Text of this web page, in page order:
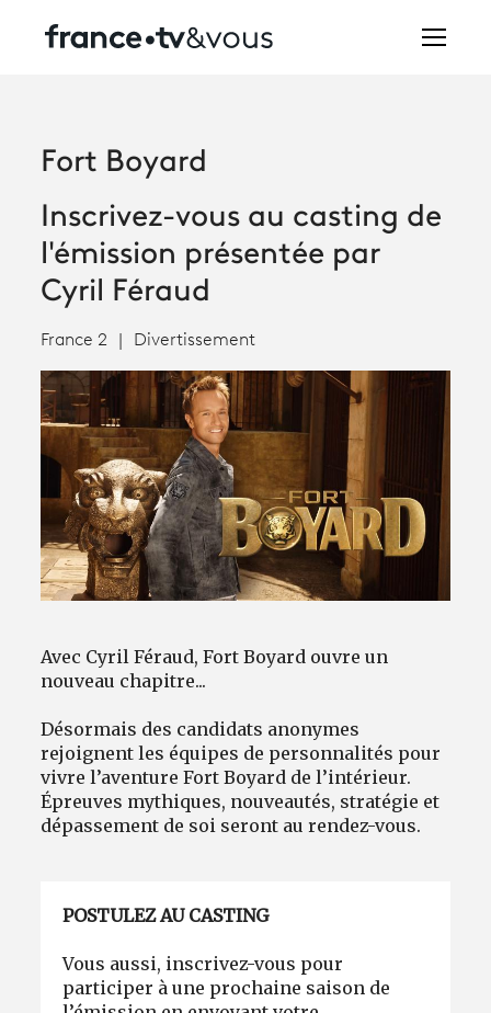
Avantages fidélité
Creators
À votre écoute
Productions et innovation
Programme tv
Fort Boyard
Inscrivez-vous au casting de
l'émission présentée par
Cyril Féraud
France 2 Divertissement
Avec Cyril Féraud, Fort Boyard ouvre un
nouveau chapitre...
Désormais des candidats anonymes
rejoignent les équipes de personnalités pour
vivre l’aventure Fort Boyard de l’intérieur.
Épreuves mythiques, nouveautés, stratégie et
dépassement de soi seront au rendez-vous.
POSTULEZ AU CASTING
Vous aussi, inscrivez-vous pour
participer à une prochaine saison de